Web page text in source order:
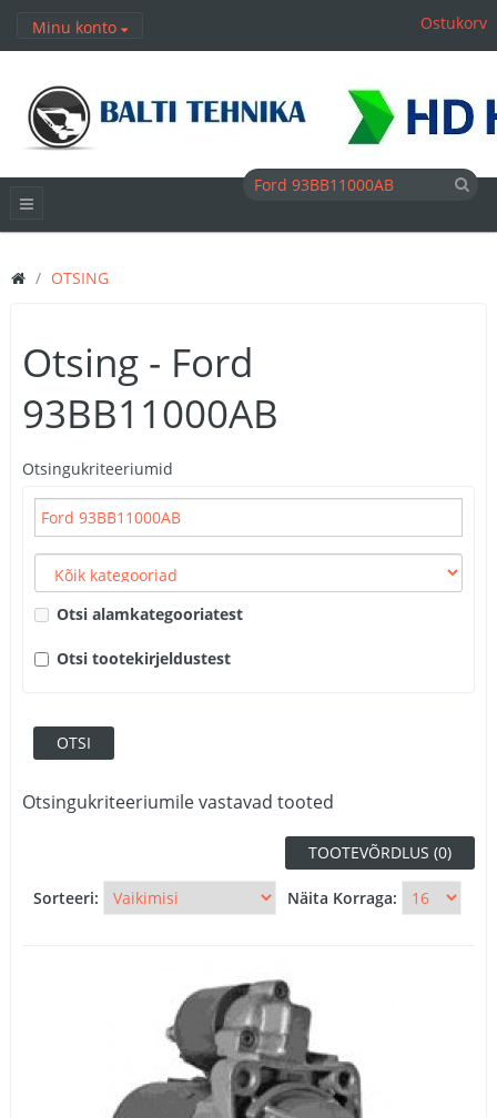
Minu konto Ostukorv
OTSING
Otsing - Ford
93BB11000AB
Otsingukriteeriumid
Otsi alamkategooriatest
Otsi tootekirjeldustest
Otsingukriteeriumile vastavad tooted
TOOTEVÕRDLUS (0)
Sorteeri: Näita Korraga: